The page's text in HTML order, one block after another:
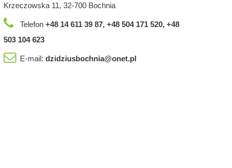
Krzeczowska 11, 32-700 Bochnia
Telefon +48 14 611 39 87, +48 504 171 520, +48
503 104 623
E-mail: dzidziusbochnia@onet.pl